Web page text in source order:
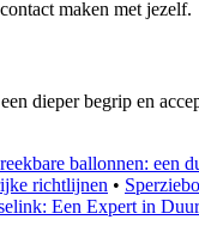
maken met jezelf.
dieper begrip en
ballonnen: een
richtlijnen •
Een Expert in